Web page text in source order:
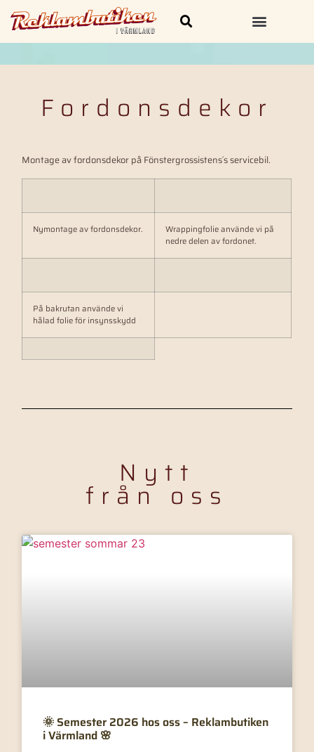
Fordonsdekor
Montage av fordonsdekor på Fönstergrossistens´s servicebil.
Nymontage av fordonsdekor.
Wrappingfolie använde vi på
nedre delen av fordonet.
På bakrutan använde vi
hålad folie för insynsskydd
Nytt
från oss
🌞 Semester 2026 hos oss – Reklambutiken
i Värmland 🌸